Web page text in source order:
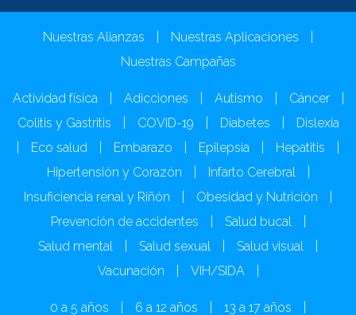
Nuestras Alianzas Nuestras Aplicaciones
Nuestras Campañas
Actividad física Adicciones Autismo Cáncer
Colitis y Gastritis
COVID-19 Diabetes
Dislexia
Eco salud Embarazo Epilepsia Hepatitis
Hipertensión y Corazón
Infarto Cerebral
Insuficiencia renal y Riñón
Obesidad y Nutrición
Prevención de accidentes
Salud bucal
Salud mental
Salud sexual Salud visual
Vacunación
VIH/SIDA
0 a 5 años 6 a 12 años 13 a 17 años